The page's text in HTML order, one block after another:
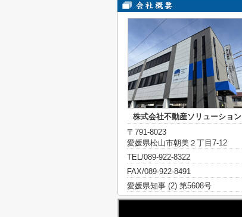
株式会社不動産ソリューション
〒791-8023
愛媛県松山市朝美２丁目7-12
TEL/089-922-8322
FAX/089-922-8491
愛媛県知事 (2) 第5608号